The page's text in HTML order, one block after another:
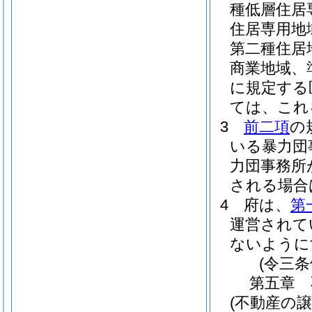
種低層住居
住居専用地
第二種住居
商業地域、
に規定す
ては、こ
3
前二項の
いる暴力
力団事務
される場
4
府は、 第
運営され
ないよう
(令三
第五章
(不動産の